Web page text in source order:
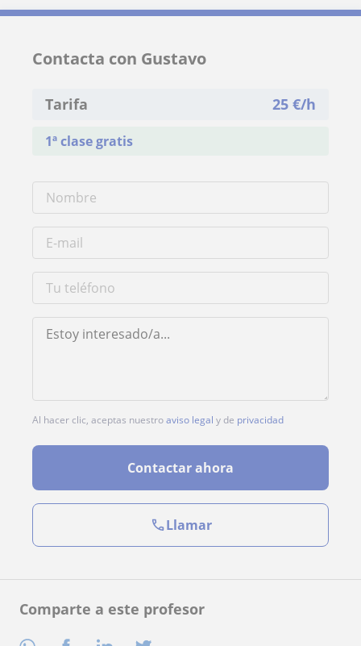
Comparte a este profesor
Contacta con Gustavo
Tarifa 25 €/h
1ª clase gratis
Al hacer clic, aceptas nuestroaviso legal y de privacidad
Contactar ahora
Llamar